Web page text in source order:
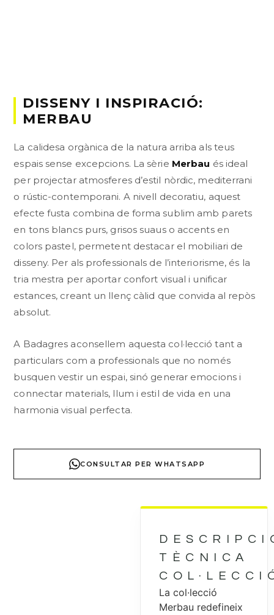
DISSENY I INSPIRACIÓ:
MERBAU
La calidesa orgànica de la natura arriba als teus
espais sense excepcions. La sèrie Merbau és ideal
per projectar atmosferes d’estil nòrdic, mediterrani
o rústic-contemporani. A nivell decoratiu, aquest
efecte fusta combina de forma sublim amb parets
en tons blancs purs, grisos suaus o accents en
colors pastel, permetent destacar el mobiliari de
disseny. Per als professionals de l’interiorisme, és la
tria mestra per aportar confort visual i unificar
estances, creant un llenç càlid que convida al repòs
absolut.
A Badagres aconsellem aquesta col·lecció tant a
particulars com a professionals que no només
busquen vestir un espai, sinó generar emocions i
connectar materials, llum i estil de vida en una
harmonia visual perfecta.
CONSULTAR PER WHATSAPP
TÈCNICA
La col·lecció
Merbau redefineix